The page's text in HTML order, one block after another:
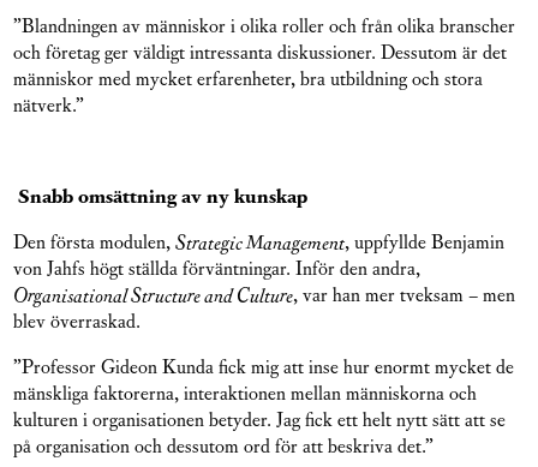
”Blandningen av människor i olika roller och från olika branscher
och företag ger väldigt intressanta diskussioner. Dessutom är det
människor med mycket erfarenheter, bra utbildning och stora
nätverk.”
Snabb omsättning av ny kunskap
Den första modulen,Strategic Management, uppfyllde Benjamin
von Jahfs högt ställda förväntningar. Inför den andra,
Organisational Structure and Culture, var han mer tveksam – men
blev överraskad.
”Professor Gideon Kunda fick mig att inse hur enormt mycket de
mänskliga faktorerna, interaktionen mellan människorna och
kulturen i organisationen betyder. Jag fick ett helt nytt sätt att se
på organisation och dessutom ord för att beskriva det.”